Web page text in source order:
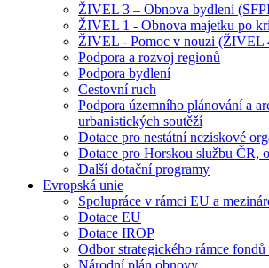
ŽIVEL 3 – Obnova bydlení
ŽIVEL 1 - Obnova majetku po
ŽIVEL - Pomoc v nouzi (ŽIVEL
Podpora a rozvoj regionů
Podpora bydlení
Cestovní ruch
Podpora územního plánování a
urbanistických soutěží
Dotace pro nestátní neziskové
Dotace pro Horskou službu ČR,
Další dotační programy
Evropská unie
Spolupráce v rámci EU a
Dotace EU
Dotace IROP
Odbor strategického rámce
Národní plán obnovy